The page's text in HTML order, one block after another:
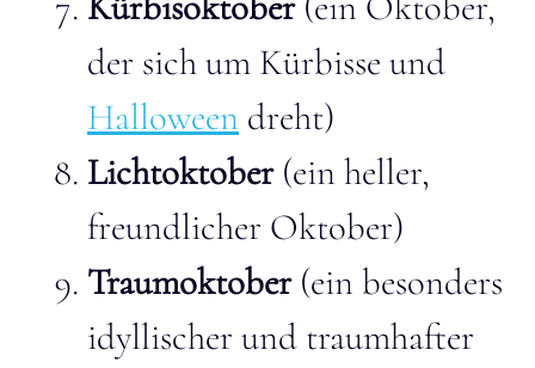
der sich um Kürbisse und
Halloween dreht)
Lichtoktober(ein heller,
freundlicher Oktober)
Traumoktober(ein besonders
idyllischer und traumhafter